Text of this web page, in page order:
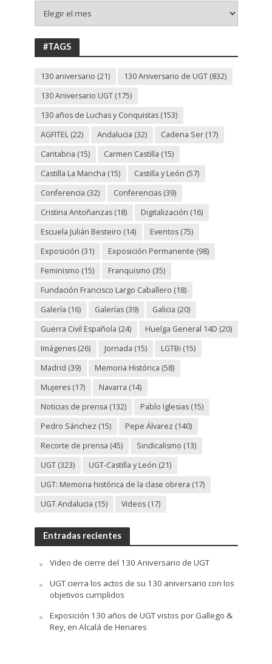
130
ANIVERSARIO
UGT
#TAGS
130 aniversario (21) 130 Aniversario de UGT(832)
130 Aniversario UGT(175)
130 años de Luchas y Conquistas(153)
AGFITEL(22) Andalucia (32) Cadena Ser(17)
Cantabria (15) Carmen Castilla (15)
Castilla La Mancha (15) Castilla y León (57)
Conferencia (32) Conferencias(39)
Cristina Antoñanzas(18) Digitalización (16)
Escuela Julián Besteiro (14) Eventos(75)
Exposición (31) Exposición Permanente (98)
Feminismo (15) Franquismo (35)
Fundación Francisco Largo Caballero (18)
Galería (16) Galerías(39) Galicia (20)
Guerra Civil Española (24) Huelga General 14D (20)
Imágenes(26) Jornada (15) LGTBi (15)
Madrid (39) Memoria Histórica (58)
Mujeres(17) Navarra (14)
Noticias de prensa (132) Pablo Iglesias(15)
Pedro Sánchez (15) Pepe Álvarez (140)
Recorte de prensa (45) Sindicalismo (13)
UGT(323) UGT-Castilla y León (21)
UGT: Memoria histórica de la clase obrera (17)
UGT Andalucia (15) Videos(17)
Entradas recientes
Video de cierre del 130 Aniversario de UGT
UGT cierra los actos de su 130 aniversario con los
objetivos cumplidos
Exposición 130 años de UGT vistos por Gallego &
Rey, en Alcalá de Henares